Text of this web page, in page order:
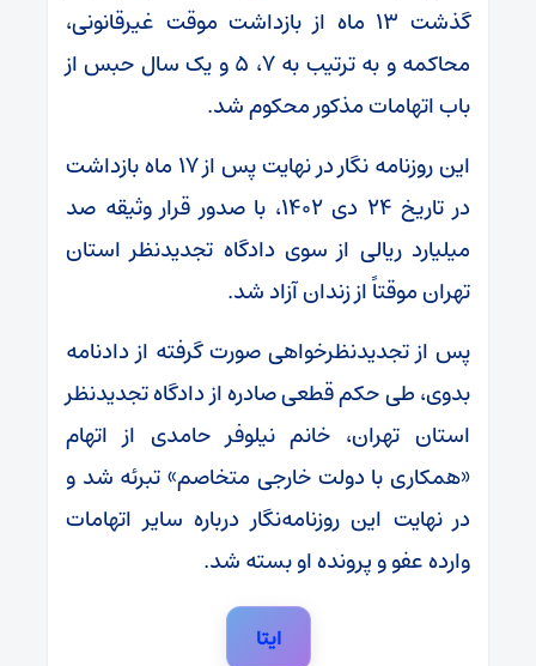
گذشت ۱۳ ماه از بازداشت موقت غیرقانونی،
محاکمه و به ترتیب به ۷، ۵ و یک سال حبس از
باب اتهامات مذکور محکوم شد.
این روزنامه نگار در نهایت پس از ۱۷ ماه بازداشت
در تاریخ ۲۴ دی ۱۴۰۲، با صدور قرار وثیقه صد
میلیارد ریالی از سوی دادگاه تجدیدنظر استان
تهران موقتاً از زندان آزاد شد.
پس از تجدیدنظرخواهی صورت گرفته از دادنامه
بدوی، طی حکم قطعی صادره از دادگاه تجدیدنظر
استان تهران، خانم نیلوفر حامدی از اتهام
«همکاری با دولت خارجی متخاصم» تبرئه شد و
در نهایت این روزنامه‌نگار درباره سایر اتهامات
وارده عفو و پرونده او بسته شد.
ایتا